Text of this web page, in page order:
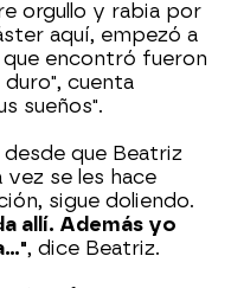
orgullo y rabia por
aquí, empezó a
encontró fueron
cuenta
sueños".
que Beatriz
vez se les hace
sigue doliendo.
allí. Además yo
, dice Beatriz.